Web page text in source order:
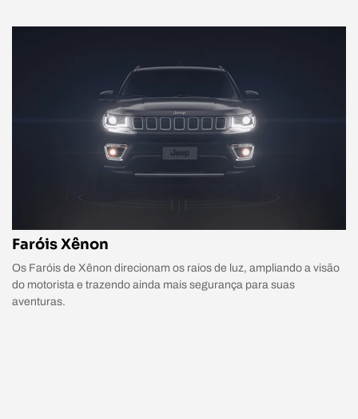
Faróis Xênon
Os Faróis de Xênon direcionam os raios de luz, ampliando a visão
do motorista e trazendo ainda mais segurança para suas
aventuras.